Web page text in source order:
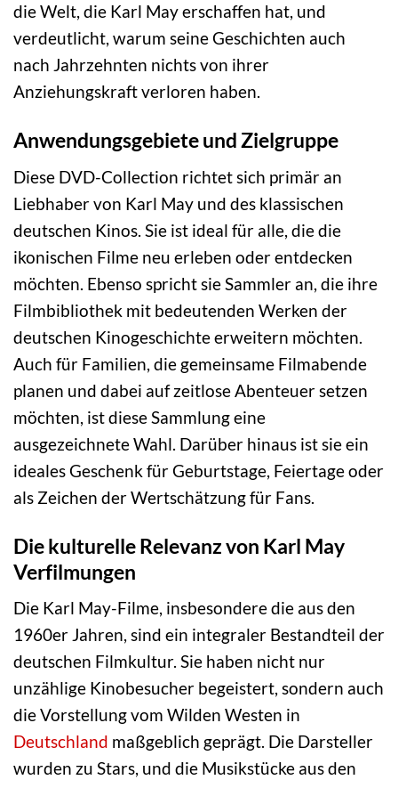
die Welt, die Karl May erschaffen hat, und
verdeutlicht, warum seine Geschichten auch
nach Jahrzehnten nichts von ihrer
Anziehungskraft verloren haben.
Anwendungsgebiete und Zielgruppe
Diese DVD-Collection richtet sich primär an
Liebhaber von Karl May und des klassischen
deutschen Kinos. Sie ist ideal für alle, die die
ikonischen Filme neu erleben oder entdecken
möchten. Ebenso spricht sie Sammler an, die ihre
Filmbibliothek mit bedeutenden Werken der
deutschen Kinogeschichte erweitern möchten.
Auch für Familien, die gemeinsame Filmabende
planen und dabei auf zeitlose Abenteuer setzen
möchten, ist diese Sammlung eine
ausgezeichnete Wahl. Darüber hinaus ist sie ein
ideales Geschenk für Geburtstage, Feiertage oder
als Zeichen der Wertschätzung für Fans.
Die kulturelle Relevanz von Karl May
Verfilmungen
Die Karl May-Filme, insbesondere die aus den
1960er Jahren, sind ein integraler Bestandteil der
deutschen Filmkultur. Sie haben nicht nur
unzählige Kinobesucher begeistert, sondern auch
die Vorstellung vom Wilden Westen in
Deutschland maßgeblich geprägt. Die Darsteller
wurden zu Stars, und die Musikstücke aus den